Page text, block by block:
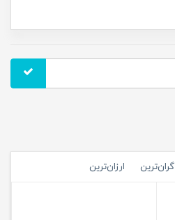
گران‌ترین ارزان‌ترین